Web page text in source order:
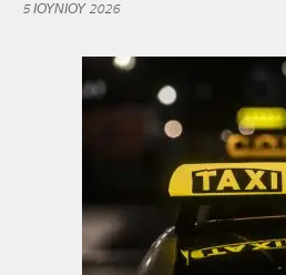
5 ΙΟΥΝΊΟΥ 2026